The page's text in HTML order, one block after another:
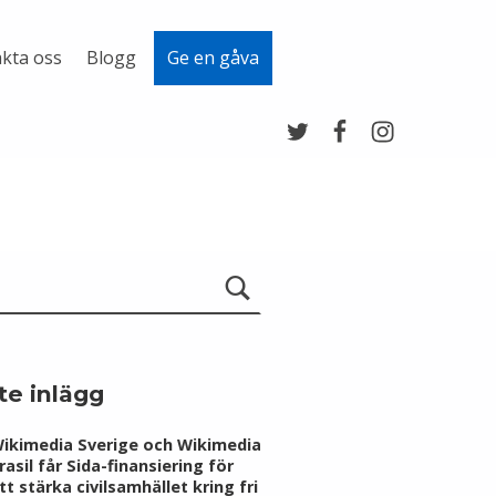
oss Blogg Ge en gåva
inlägg
Sverige och Wikimedia
får Sida-finansiering för
stärka civilsamhället kring fri